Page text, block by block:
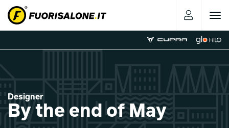
Toggle
Designer
By the end of May